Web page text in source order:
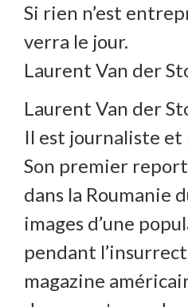
Si rien n’est
verra le jour.
Laurent Van der
Laurent Van der
Il est journaliste
Son premier
dans la Roumanie
images d’une
pendant
magazine